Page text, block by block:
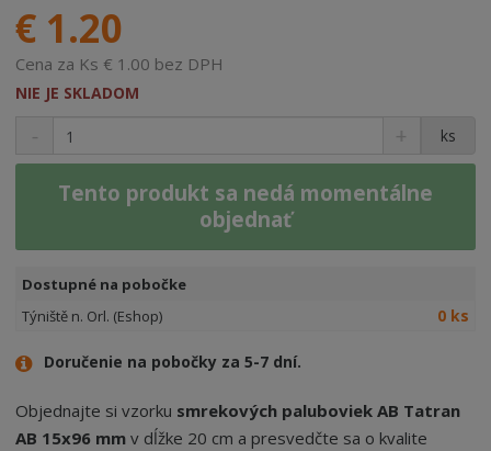
€ 1.20
Cena za Ks € 1.00 bez DPH
NIE JE SKLADOM
ks
Tento produkt sa nedá momentálne
objednať
Dostupné na pobočke
Týniště n. Orl. (Eshop)
0 ks
Doručenie na pobočky za 5-7 dní.
Objednajte si vzorku smrekových paluboviek AB Tatran
AB 15x96 mm v dĺžke 20 cm a presvedčte sa o kvalite